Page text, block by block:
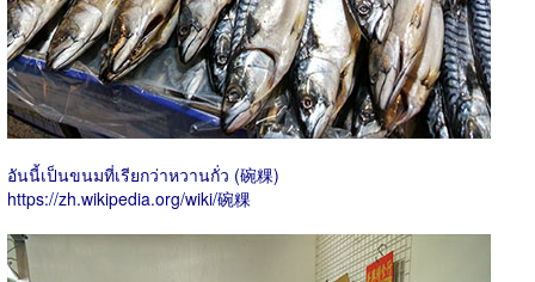
อันนี้เป็นขนมที่เรียกว่าหวานกั่ว (碗粿)
https://zh.wikipedia.org/wiki/碗粿